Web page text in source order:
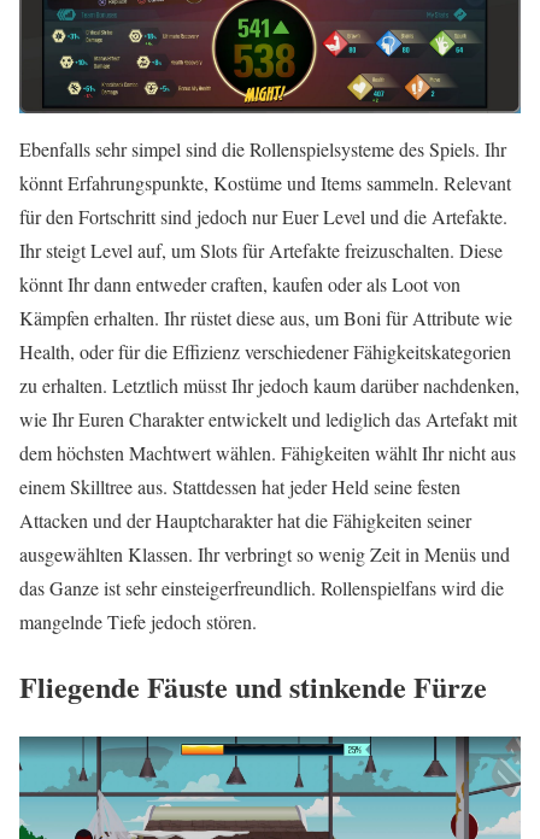
Ebenfalls sehr simpel sind die Rollenspielsysteme des Spiels. Ihr
könnt Erfahrungspunkte, Kostüme und Items sammeln. Relevant
für den Fortschritt sind jedoch nur Euer Level und die Artefakte.
Ihr steigt Level auf, um Slots für Artefakte freizuschalten. Diese
könnt Ihr dann entweder craften, kaufen oder als Loot von
Kämpfen erhalten. Ihr rüstet diese aus, um Boni für Attribute wie
Health, oder für die Effizienz verschiedener Fähigkeitskategorien
zu erhalten. Letztlich müsst Ihr jedoch kaum darüber nachdenken,
wie Ihr Euren Charakter entwickelt und lediglich das Artefakt mit
dem höchsten Machtwert wählen. Fähigkeiten wählt Ihr nicht aus
einem Skilltree aus. Stattdessen hat jeder Held seine festen
Attacken und der Hauptcharakter hat die Fähigkeiten seiner
ausgewählten Klassen. Ihr verbringt so wenig Zeit in Menüs und
das Ganze ist sehr einsteigerfreundlich. Rollenspielfans wird die
mangelnde Tiefe jedoch stören.
Fliegende Fäuste und stinkende Fürze